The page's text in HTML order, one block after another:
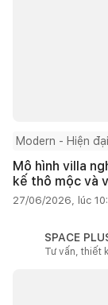
Modern - Hiện đại
Mô hình villa
kế thô mộc và
27/06/2026, lúc
SPACE
Tư vấn, thiết